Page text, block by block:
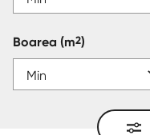
Boarea (m2)